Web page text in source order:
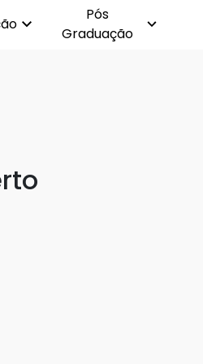
Pós
Graduação